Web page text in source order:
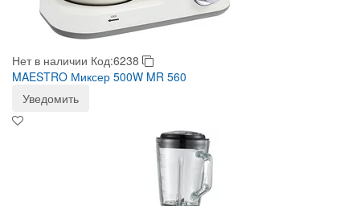
Нет в наличии Код:6238
MAESTRO Миксер 500W MR 560
Уведомить